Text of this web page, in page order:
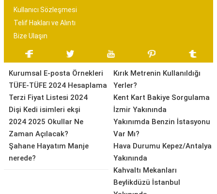
Kullanıcı Sözleşmesi
Telif Hakları ve Alıntı
Bize Ulaşın
Kurumsal E-posta Örnekleri
TÜFE-TÜFE 2024 Hesaplama
Terzi Fiyat Listesi 2024
Dişi Kedi isimleri ekşi
2024 2025 Okullar Ne
Zaman Açılacak?
Şahane Hayatım Manje
nerede?
Kırık Metrenin Kullanıldığı
Yerler?
Kent Kart Bakiye Sorgulama
İzmir Yakınında
Yakınımda Benzin İstasyonu
Var Mı?
Hava Durumu Kepez/Antalya
Yakınında
Kahvaltı Mekanları
Beylikdüzü İstanbul